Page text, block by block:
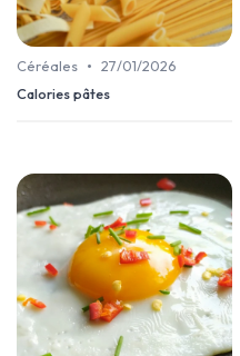
Céréales • 27/01/2026
Calories pâtes